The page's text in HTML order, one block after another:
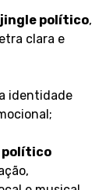
jingle político,
clara e
identidade
político